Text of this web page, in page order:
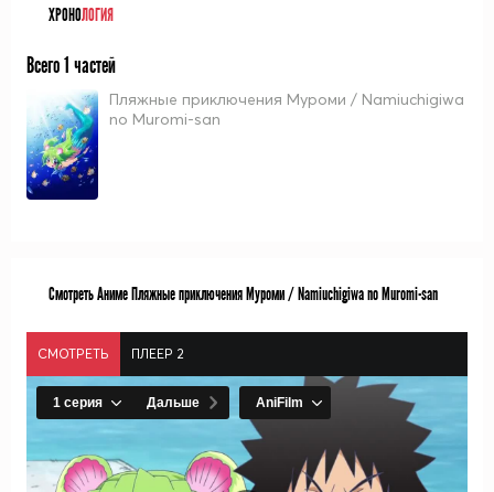
ХРОНОЛОГИЯ
Всего 1 частей
Пляжные приключения Муроми / Namiuchigiwa
no Muromi-san
Смотреть Аниме Пляжные приключения Муроми / Namiuchigiwa no Muromi-san
СМОТРЕТЬ ПЛЕЕР 2